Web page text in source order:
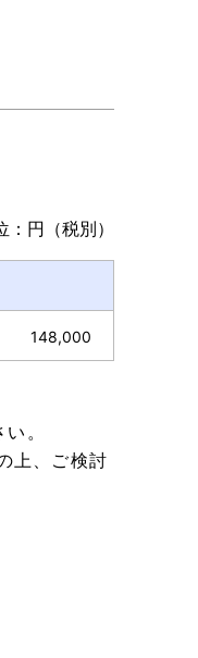
：円（税別）
148,000
。
上、ご検討